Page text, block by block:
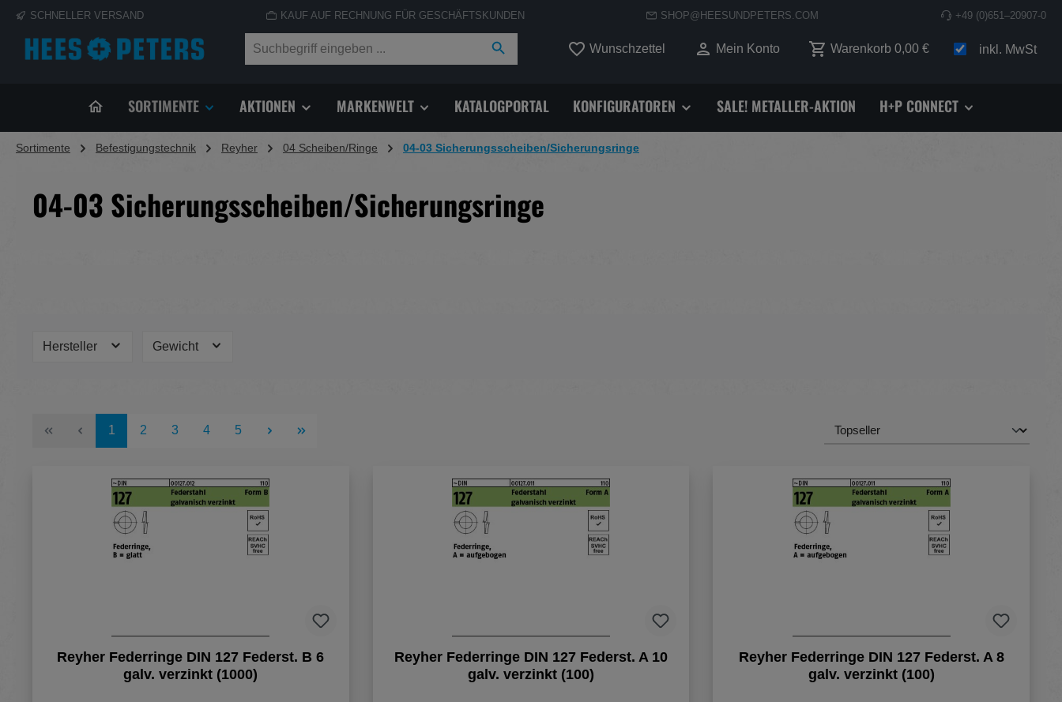
Zur Hauptnavigation springen
SCHNELLER VERSAND KAUF AUF RECHNUNG FÜR GESCHÄFTSKUNDEN SHOP@HEESUNDPETERS.COM +49 (0)651–20907-0
Wunschzettel Du hast 0 Produkte auf dem Merkzettel
Mein Konto Warenkorb 0,00 € inkl. MwSt
SORTIMENTE AKTIONEN MARKENWELT KATALOGPORTAL KONFIGURATOREN SALE! METALLER-AKTION H+P CONNECT
Sortimente Befestigungstechnik Reyher 04 Scheiben/Ringe 04-03 Sicherungsscheiben/Sicherungsringe
04-03 Sicherungsscheiben/Sicherungsringe
Hersteller Gewicht
Seite
1 Seite
2 Seite
3 Seite
4 Seite
5
Reyher Federringe DIN 127 Federst. B 6
galv. verzinkt (1000)
Reyher Federringe DIN 127 Federst. A 10
galv. verzinkt (100)
Reyher Federringe DIN 127 Federst. A 8
galv. verzinkt (100)